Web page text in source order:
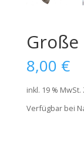
8,00 €
inkl. 19 % MwSt.
Verfügbar bei